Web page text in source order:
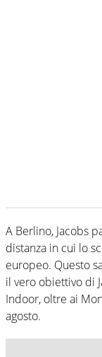
A Berlino, Jacobs
distanza in cui lo
europeo. Questo
il vero obiettivo di
Indoor, oltre ai
agosto.